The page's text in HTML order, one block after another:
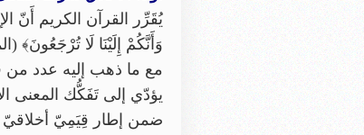
يُقَرِّر القرآن الكريم أَنّ
ضمن إطار قِيَمِيّ أخلاقيّ